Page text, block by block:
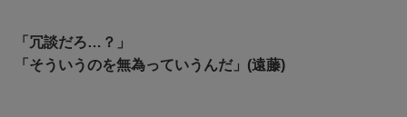
「冗談だろ…？」
「そういうのを無為っていうんだ」(遠藤)